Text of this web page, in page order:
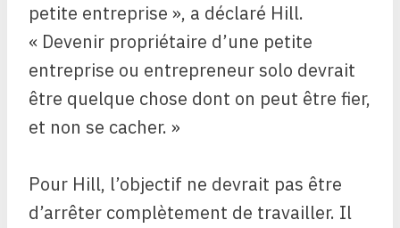
petite entreprise », a déclaré Hill.
« Devenir propriétaire d’une petite
entreprise ou entrepreneur solo devrait
être quelque chose dont on peut être fier,
et non se cacher. »
Pour Hill, l’objectif ne devrait pas être
d’arrêter complètement de travailler. Il